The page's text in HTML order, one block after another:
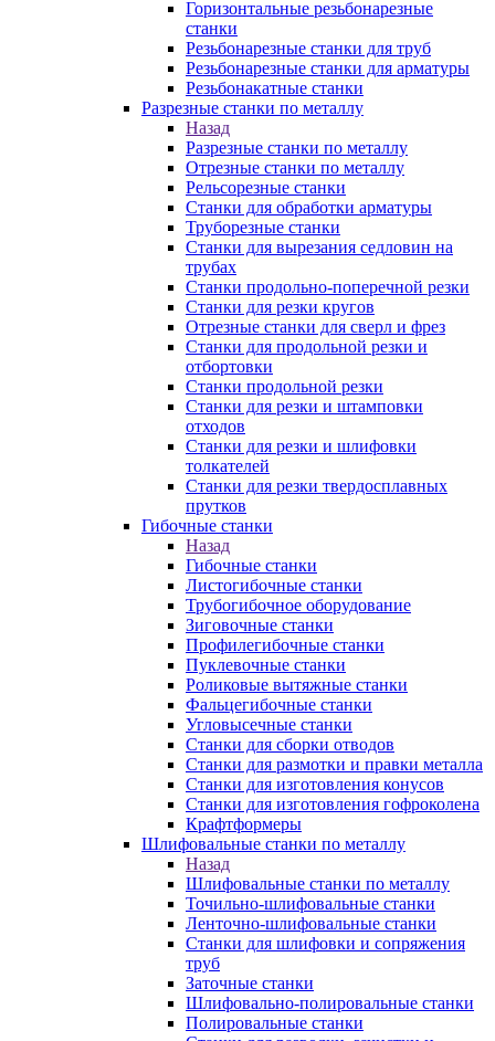
Горизонтальные резьбонарезные
станки
Резьбонарезные станки для труб
Резьбонарезные станки для арматуры
Резьбонакатные станки
Разрезные станки по металлу
Назад
Разрезные станки по металлу
Отрезные станки по металлу
Рельсорезные станки
Станки для обработки арматуры
Труборезные станки
Станки для вырезания седловин на
трубаx
Станки продольно-поперечной резки
Станки для резки кругов
Отрезные станки для сверл и фрез
Станки для продольной резки и
отбортовки
Станки продольной резки
Станки для резки и штамповки
отходов
Станки для резки и шлифовки
толкателей
Станки для резки твердосплавных
прутков
Гибочные станки
Назад
Гибочные станки
Листогибочные станки
Трубогибочное оборудование
Зиговочные станки
Профилегибочные станки
Пуклевочные станки
Роликовые вытяжные станки
Фальцегибочные станки
Угловысечные станки
Станки для сборки отводов
Станки для размотки и правки металла
Станки для изготовления конусов
Станки для изготовления гофроколена
Крафтформеры
Шлифовальные станки по металлу
Назад
Шлифовальные станки по металлу
Точильно-шлифовальные станки
Ленточно-шлифовальные станки
Станки для шлифовки и сопряжения
труб
Заточные станки
Шлифовально-полировальные станки
Полировальные станки